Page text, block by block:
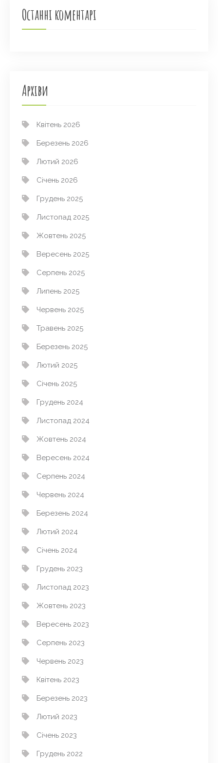
Останні коментарі
Архіви
Квітень 2026
Березень 2026
Лютий 2026
Січень 2026
Грудень 2025
Листопад 2025
Жовтень 2025
Вересень 2025
Серпень 2025
Липень 2025
Червень 2025
Травень 2025
Березень 2025
Лютий 2025
Січень 2025
Грудень 2024
Листопад 2024
Жовтень 2024
Вересень 2024
Серпень 2024
Червень 2024
Березень 2024
Лютий 2024
Січень 2024
Грудень 2023
Листопад 2023
Жовтень 2023
Вересень 2023
Серпень 2023
Червень 2023
Квітень 2023
Березень 2023
Лютий 2023
Січень 2023
Грудень 2022